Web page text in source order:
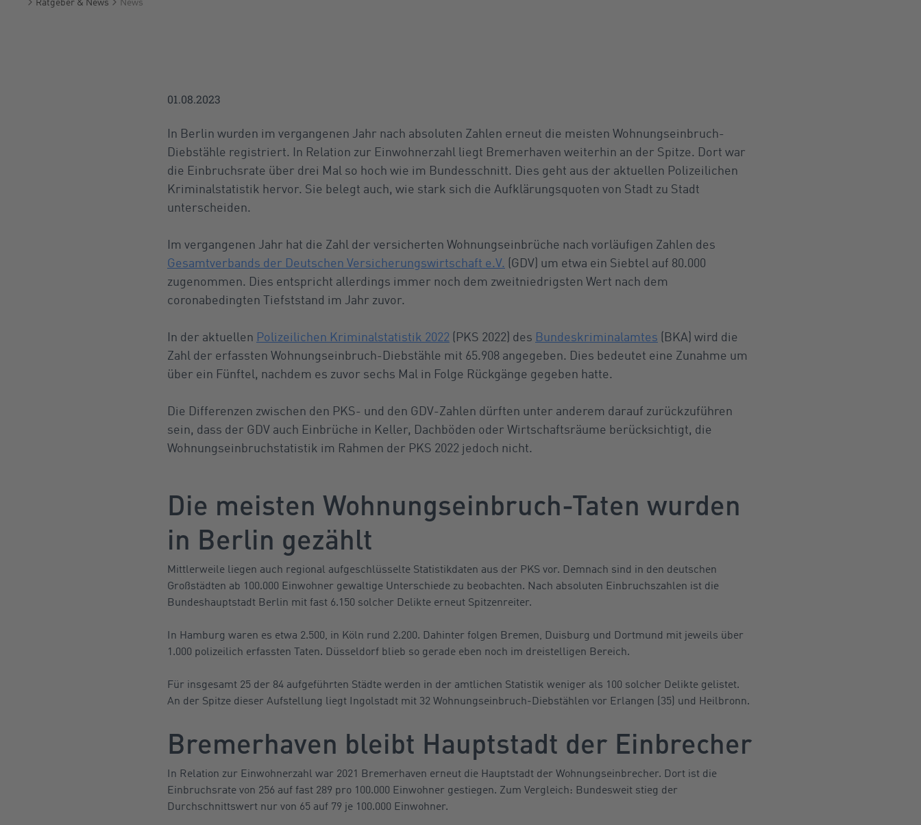
01.08.2023
In Berlin wurden im vergangenen Jahr nach absoluten Zahlen erneut die meisten Wohnungseinbruch-
Diebstähle registriert. In Relation zur Einwohnerzahl liegt Bremerhaven weiterhin an der Spitze. Dort war
die Einbruchsrate über drei Mal so hoch wie im Bundesschnitt. Dies geht aus der aktuellen Polizeilichen
Kriminalstatistik hervor. Sie belegt auch, wie stark sich die Aufklärungsquoten von Stadt zu Stadt
unterscheiden.
Im vergangenen Jahr hat die Zahl der versicherten Wohnungseinbrüche nach vorläufigen Zahlen des
Gesamtverbands der Deutschen Versicherungswirtschaft e.V. (GDV) um etwa ein Siebtel auf 80.000
zugenommen. Dies entspricht allerdings immer noch dem zweitniedrigsten Wert nach dem
coronabedingten Tiefststand im Jahr zuvor.
In der aktuellen Polizeilichen Kriminalstatistik 2022 (PKS 2022) des Bundeskriminalamtes (BKA) wird die
Zahl der erfassten Wohnungseinbruch-Diebstähle mit 65.908 angegeben. Dies bedeutet eine Zunahme um
über ein Fünftel, nachdem es zuvor sechs Mal in Folge Rückgänge gegeben hatte.
Die Differenzen zwischen den PKS- und den GDV-Zahlen dürften unter anderem darauf zurückzuführen
sein, dass der GDV auch Einbrüche in Keller, Dachböden oder Wirtschaftsräume berücksichtigt, die
Wohnungseinbruchstatistik im Rahmen der PKS 2022 jedoch nicht.
Die meisten Wohnungseinbruch-Taten wurden
in Berlin gezählt
Mittlerweile liegen auch regional aufgeschlüsselte Statistikdaten aus der PKS vor. Demnach sind in den deutschen
Großstädten ab 100.000 Einwohner gewaltige Unterschiede zu beobachten. Nach absoluten Einbruchszahlen ist die
Bundeshauptstadt Berlin mit fast 6.150 solcher Delikte erneut Spitzenreiter.
In Hamburg waren es etwa 2.500, in Köln rund 2.200. Dahinter folgen Bremen, Duisburg und Dortmund mit jeweils über
1.000 polizeilich erfassten Taten. Düsseldorf blieb so gerade eben noch im dreistelligen Bereich.
Für insgesamt 25 der 84 aufgeführten Städte werden in der amtlichen Statistik weniger als 100 solcher Delikte gelistet.
An der Spitze dieser Aufstellung liegt Ingolstadt mit 32 Wohnungseinbruch-Diebstählen vor Erlangen (35) und Heilbronn.
Bremerhaven bleibt Hauptstadt der Einbrecher
In Relation zur Einwohnerzahl war 2021 Bremerhaven erneut die Hauptstadt der Wohnungseinbrecher. Dort ist die
Einbruchsrate von 256 auf fast 289 pro 100.000 Einwohner gestiegen. Zum Vergleich: Bundesweit stieg der
Durchschnittswert nur von 65 auf 79 je 100.000 Einwohner.